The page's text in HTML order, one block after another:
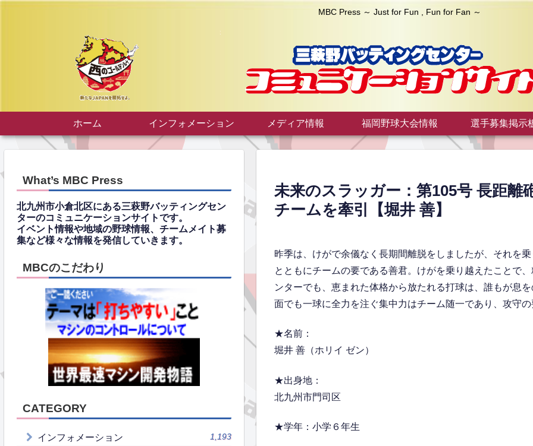
MBC Press ～ Just for Fun , Fun for Fan ～
ホーム インフォメーション メディア情報 福岡野球大会情報 選手募集掲示
未来のスラッガー：第105号 長距離
チームを牽引【堀井 善】
昨季は、けがで余儀なく長期間離脱をしましたが、それを
とともにチームの要である善君。けがを乗り越えたことで
ンターでも、恵まれた体格から放たれる打球は、誰もが息
面でも一球に全力を注ぐ集中力はチーム随一であり、攻守
★名前：
堀井 善（ホリイ ゼン）
★出身地：
北九州市門司区
★学年：小学６年生
What’s MBC Press
北九州市小倉北区にある三萩野バッティングセン
ターのコミュニケーションサイトです。
イベント情報や地域の野球情報、チームメイト募
集など様々な情報を発信していきます。
MBCのこだわり
CATEGORY
インフォメーション 1,193